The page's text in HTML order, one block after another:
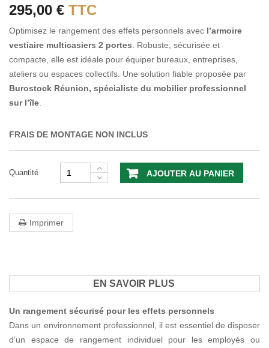
295,00 € TTC
Optimisez le rangement des effets personnels avec l’armoire
vestiaire multicasiers 2 portes. Robuste, sécurisée et
compacte, elle est idéale pour équiper bureaux, entreprises,
ateliers ou espaces collectifs. Une solution fiable proposée par
Burostock Réunion, spécialiste du mobilier professionnel
sur l’île.
FRAIS DE MONTAGE NON INCLUS
Quantité AJOUTER AU PANIER
Imprimer
EN SAVOIR PLUS
Un rangement sécurisé pour les effets personnels
Dans un environnement professionnel, il est essentiel de disposer
d’un espace de rangement individuel pour les employés ou